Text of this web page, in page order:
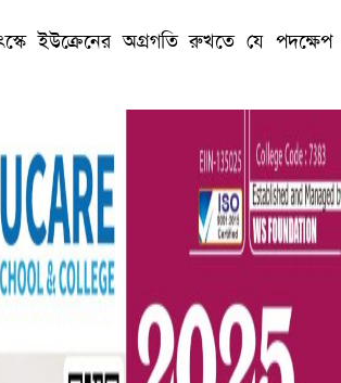
দুর্ঘটনা, নিহত ১৫
ইউক্রেনের অগ্রগতি রুখতে যে পদক্ষেপ